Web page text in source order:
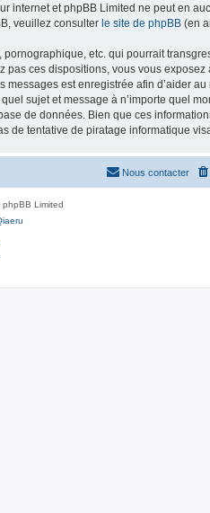
internet et phpBB Limited ne peut en
veuillez consulter le site de phpBB (en
etc. qui pourrait
ces dispositions, vous vous
est enregistrée afin d’aider
sujet et message à n’importe quel
de données. Bien que ces
de tentative de piratage informatique
Nous contacter
Limited